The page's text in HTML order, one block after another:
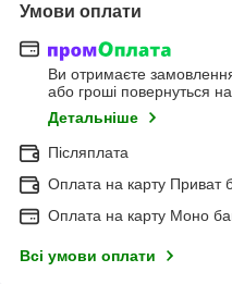
Умови оплати
Ви отримаєте
або гроші повернуться
Детальніше
Післяплата
Оплата на карту Приват
Оплата на карту Моно
Всі умови оплати